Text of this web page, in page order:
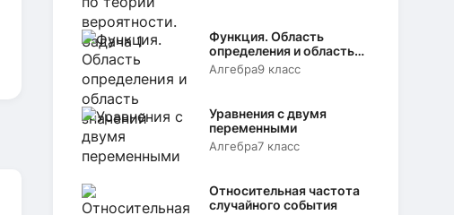
Функция. Область
определения и область
значений
Алгебра9 класс
Уравнения с двумя
переменными
Алгебра7 класс
Относительная частота
случайного события